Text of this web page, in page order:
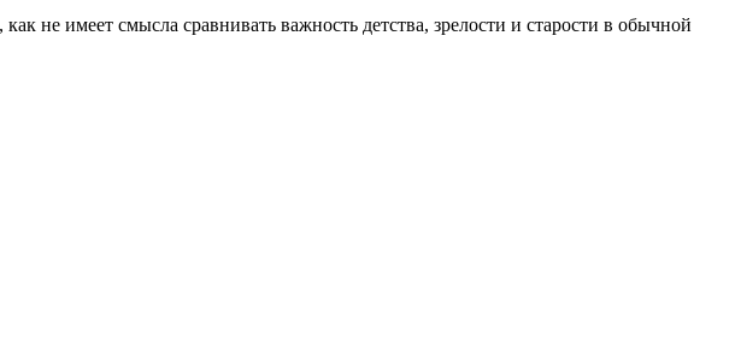
не имеет смысла сравнивать важность детства, зрелости и старости в обычной